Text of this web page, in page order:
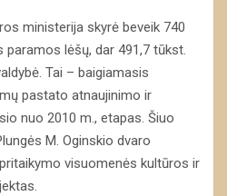
ministerija skyrė beveik 740
lėšų, dar 491,7 tūkst.
Tai – baigiamasis
pastato atnaujinimo ir
nuo 2010 m., etapas. Šiuo
M. Oginskio dvaro
visuomenės kultūros ir